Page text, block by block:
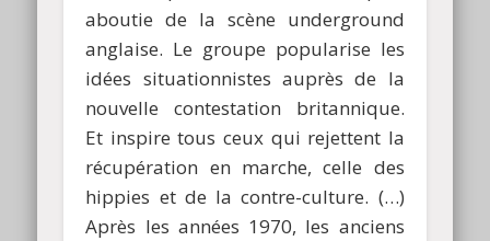
aboutie de la scène underground
anglaise. Le groupe popularise les
idées situationnistes auprès de la
nouvelle contestation britannique.
Et inspire tous ceux qui rejettent la
récupération en marche, celle des
hippies et de la contre-culture. (…)
Après les années 1970, les anciens